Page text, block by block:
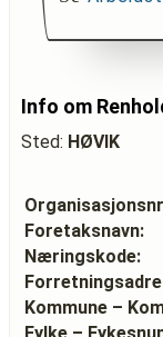
Info om
Sted: HØVIK
Foretaksnavn:
Næringskode:
Kommune –